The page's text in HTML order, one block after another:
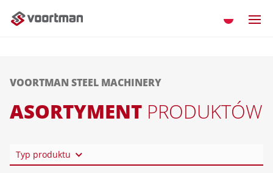
VOORTMAN STEEL MACHINERY
ASORTYMENT PRODUKTÓW
Typ produktu